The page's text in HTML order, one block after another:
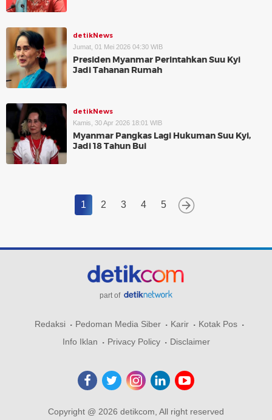
detikNews
Jumat, 01 Mei 2026 04:30 WIB
Presiden Myanmar Perintahkan Suu Kyi
Jadi Tahanan Rumah
detikNews
Kamis, 30 Apr 2026 18:01 WIB
Myanmar Pangkas Lagi Hukuman Suu Kyi,
Jadi 18 Tahun Bui
1 2 3 4 5
part of
Redaksi Pedoman Media Siber Karir
Kotak Pos
Info Iklan
Privacy Policy Disclaimer
Copyright @ 2026 detikcom, All right reserved